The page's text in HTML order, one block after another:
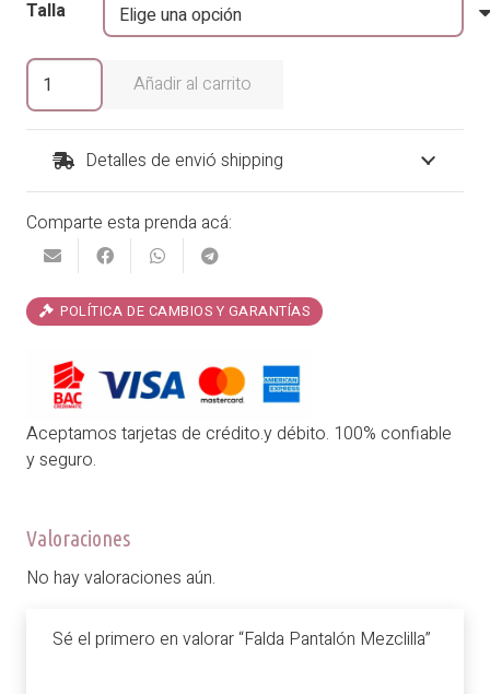
original
era:
actual
Talla
Falda
Pantalón
Mezclilla
cantidad
Añadir al carrito
Detalles de envió shipping
Comparte esta prenda acá:
POLÍTICA DE CAMBIOS Y GARANTÍAS
Aceptamos tarjetas de crédito.y débito. 100% confiable
y seguro.
Valoraciones
No hay valoraciones aún.
Sé el primero en valorar “Falda Pantalón Mezclilla”